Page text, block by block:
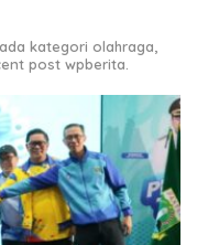
kategori olahraga,
post wpberita.